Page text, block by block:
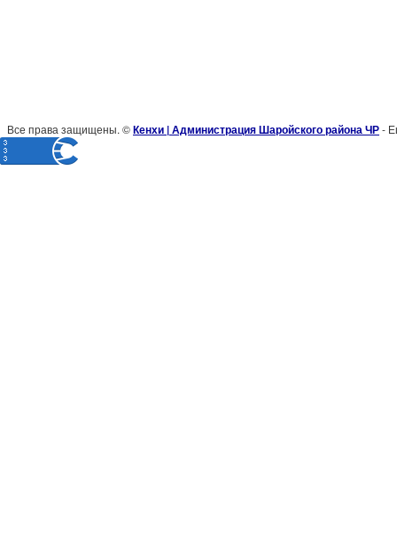
Все права защищены. ©Кенхи | Администрация Шаройского района ЧР-